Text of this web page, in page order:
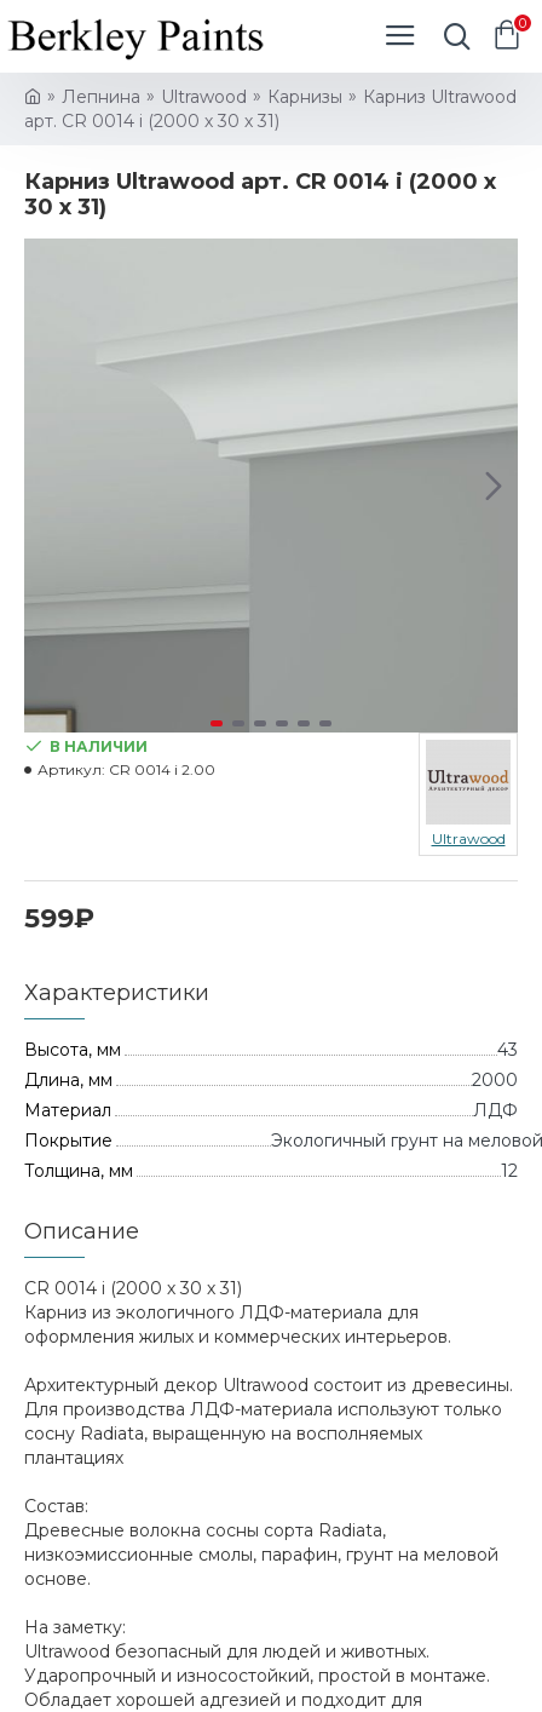
0
Лепнина Ultrawood Карнизы
Карниз Ultrawood
арт. CR 0014 i (2000 х 30 х 31)
Карниз Ultrawood арт. CR 0014 i (2000 х
30 х 31)
599₽
В НАЛИЧИИ
Артикул: CR 0014 i 2.00
Ultrawood
Характеристики
Высота, мм
43
Длина, мм
2000
Материал
ЛДФ
Покрытие
Экологичный грунт на
Толщина, мм
12
Описание
CR 0014 i (2000 х 30 х 31)
Карниз из экологичного ЛДФ-материала для
оформления жилых и коммерческих интерьеров.
Архитектурный декор Ultrawood состоит из древесины.
Для производства ЛДФ-материала используют только
сосну Radiatа, выращенную на восполняемых
плантациях
Состав:
Древесные волокна сосны сорта Radiata,
низкоэмиссионные смолы, парафин, грунт на меловой
основе.
На заметку:
Ultrawood безопасный для людей и животных.
Ударопрочный и износостойкий, простой в монтаже.
Обладает хорошей адгезией и подходит для